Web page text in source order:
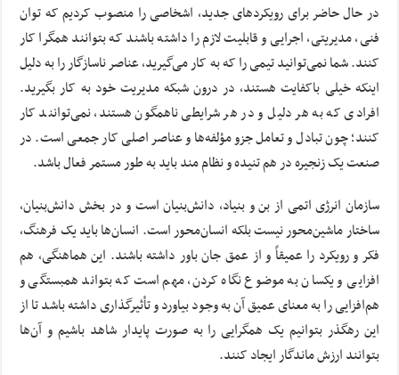
در حال حاضر برای رویکردهای جدید، اشخاصی را منصوب کردیم که توان
فنی، مدیریتی، اجرایی و قابلیت لازم را داشته باشند که بتوانند همگرا کار
کنند. شما نمی‌توانید تیمی را که به کار می‌گیرید، عناصر ناسازگار را به دلیل
اینکه خیلی باکفایت هستند، در درون شبکه مدیریت خود به کار بگیرید.
افرادی که به هر دلیل و در هر شرایطی ناهمگون هستند، نمی‌توانند کار
کنند؛ چون تبادل و تعامل جزو مؤلفه‌ها و عناصر اصلی کار جمعی است. در
صنعت یک زنجیره در هم تنیده و نظام مند باید به طور مستمر فعال باشد.
سازمان انرژی اتمی از بن و بنیاد، دانش‌بنیان است و در بخش دانش‌بنیان،
ساختار ماشین‌محور نیست بلکه انسان‌محور است. انسان‌ها باید یک فرهنگ،
فکر و رویکرد را عمیقاً و از عمق جان باور داشته باشند. این هماهنگی، هم
افزایی و یکسان به موضوع نگاه کردن، مهم است که بتواند همبستگی و
هم‌افزایی را به معنای عمیق آن به وجود بیاورد و تأثیرگذاری داشته باشد تا از
این رهگذر بتوانیم یک همگرایی را به صورت پایدار شاهد باشیم و آن‌ها
بتوانند ارزش ماندگار ایجاد کنند.